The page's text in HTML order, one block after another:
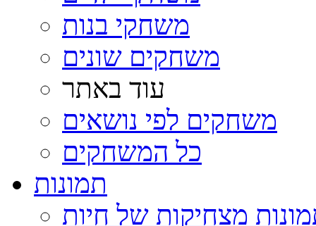
משחקי בנות
משחקים שונים
עוד באתר
משחקים לפי נושאים
כל המשחקים
תמונות
מצחיקות של חיות